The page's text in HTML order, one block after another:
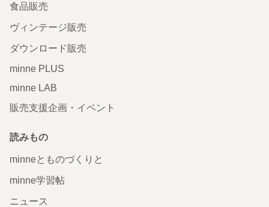
食品販売
ヴィンテージ販売
ダウンロード販売
minne PLUS
minne LAB
販売支援企画・イベント
読みもの
minneとものづくりと
minne学習帖
ニュース